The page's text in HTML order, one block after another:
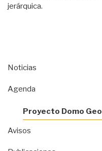
jerárquica.
Noticias
Agenda
Proyecto Domo
Avisos